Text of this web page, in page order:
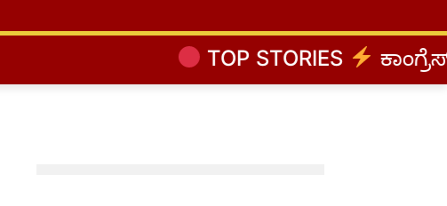
TOP STORIES ಕಾಂಗ್ರೆಸ್‌